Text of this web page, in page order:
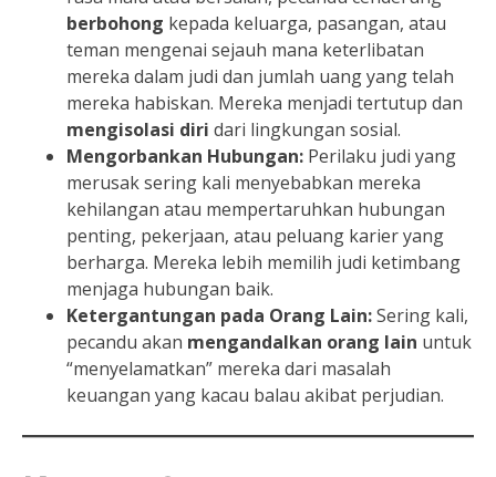
berbohong kepada keluarga, pasangan, atau
teman mengenai sejauh mana keterlibatan
mereka dalam judi dan jumlah uang yang telah
mereka habiskan. Mereka menjadi tertutup dan
mengisolasi diri dari lingkungan sosial.
Mengorbankan Hubungan: Perilaku judi yang
merusak sering kali menyebabkan mereka
kehilangan atau mempertaruhkan hubungan
penting, pekerjaan, atau peluang karier yang
berharga. Mereka lebih memilih judi ketimbang
menjaga hubungan baik.
Ketergantungan pada Orang Lain:Sering kali,
pecandu akan mengandalkan orang lain untuk
“menyelamatkan” mereka dari masalah
keuangan yang kacau balau akibat perjudian.